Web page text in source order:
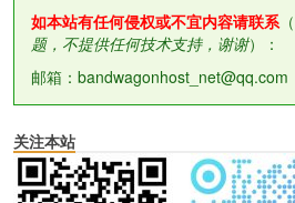
如本站有任何侵权或不宜内容请联系（
题，不提供任何技术支持，谢谢）：
邮箱：bandwagonhost_net@qq.com
关注本站